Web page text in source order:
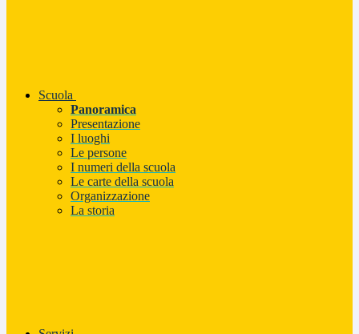
Scuola
Panoramica
Presentazione
I luoghi
Le persone
I numeri della scuola
Le carte della scuola
Organizzazione
La storia